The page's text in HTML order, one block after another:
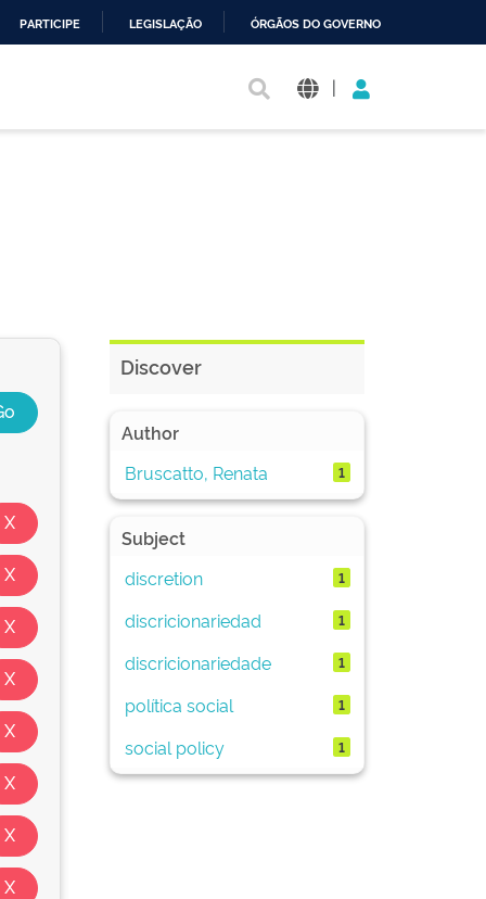
PARTICIPE LEGISLAÇÃO ÓRGÃOS DO GOVERNO
|
Discover
Author
Bruscatto, Renata
1
Subject
discretion
1
discricionariedad 1
discricionariedade 1
política social 1
social policy 1